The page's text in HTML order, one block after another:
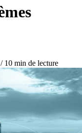
/10 min de lecture